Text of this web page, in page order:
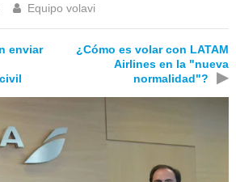
Equipo volavi
enviar
¿Cómo es volar con LATAM
Airlines en la "nueva
normalidad"?
▶